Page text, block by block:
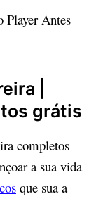
Player Antes
|
grátis
completos
a sua vida
que sua a